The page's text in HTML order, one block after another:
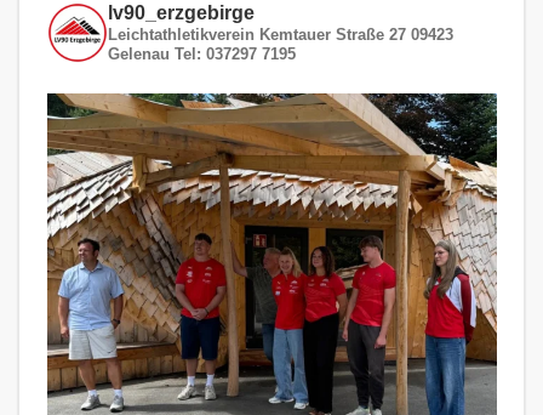
lv90_erzgebirge
Leichtathletikverein Kemtauer Straße 27 09423
Gelenau Tel: 037297 7195